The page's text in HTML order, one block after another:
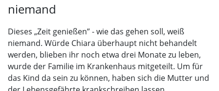
niemand
Dieses „Zeit genießen” - wie das gehen soll, weiß
niemand. Würde Chiara überhaupt nicht behandelt
werden, blieben ihr noch etwa drei Monate zu leben,
wurde der Familie im Krankenhaus mitgeteilt. Um für
das Kind da sein zu können, haben sich die Mutter und